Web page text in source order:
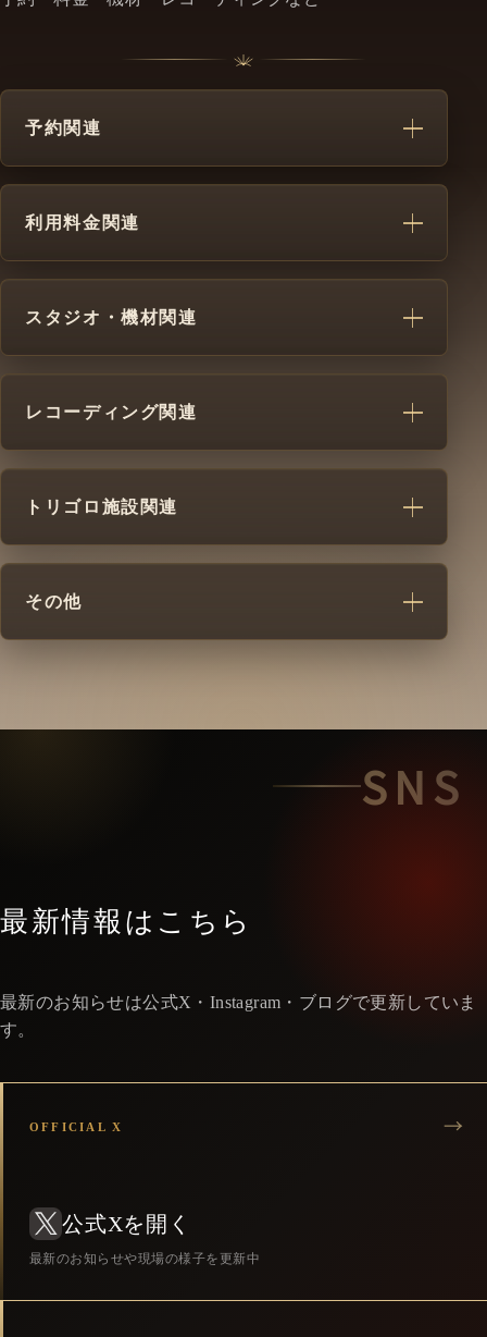
予約関連
利用料金関連
スタジオ・機材関連
レコーディング関連
トリゴロ施設関連
その他
SNS
最新情報はこちら
最新のお知らせは公式X・Instagram・ブログで更新していま
す。
OFFICIAL X
公式Xを開く
最新のお知らせや現場の様子を更新中